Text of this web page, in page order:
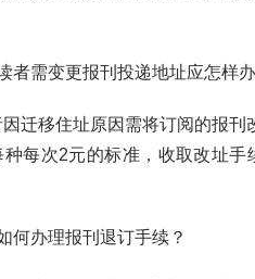
需变更报刊投递地址应怎样办
移住址原因需将订阅的报刊
种每次2元的标准，收取改址
办理报刊退订手续？